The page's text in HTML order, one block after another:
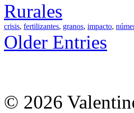
Rurales
crisis, fertilizantes, granos, impacto,
Older Entries
© 2026